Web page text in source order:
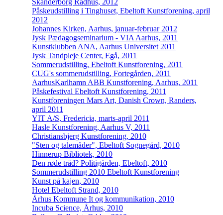
Påskeudstilling i Tinghuset, Ebeltoft Kunstforening, april
2012
Johannes Kirken, Aarhus, januar-februar 2012
Jysk Pædagogseminarium - VIA Aarhus, 2011
Kunstklubben ANA, Aarhus Universitet 2011
Jysk Tandpleje Center, Egå, 2011
Sommerudstilling, Ebeltoft Kunstforening, 2011
CUG's sommerudstilling, Fortegården, 2011
AarhusKarlhamn ABB Kunstforening, Aarhus, 2011
Påskefestival Ebeltoft Kunstforening, 2011
Kunstforeningen Mars Art, Danish Crown, Randers,
april 2011
YIT A/S, Fredericia, marts-april 2011
Hasle Kunstforening, Aarhus V, 2011
Christiansbjerg Kunstforening, 2010
"Sten og talemåder", Ebeltoft Sognegård, 2010
Hinnerup Bibliotek, 2010
Den røde tråd? Politigården, Ebeltoft, 2010
Sommerudstilling 2010 Ebeltoft Kunstforening
Kunst på kajen, 2010
Hotel Ebeltoft Strand, 2010
Århus Kommune It og kommunikation, 2010
Incuba Science, Århus, 2010